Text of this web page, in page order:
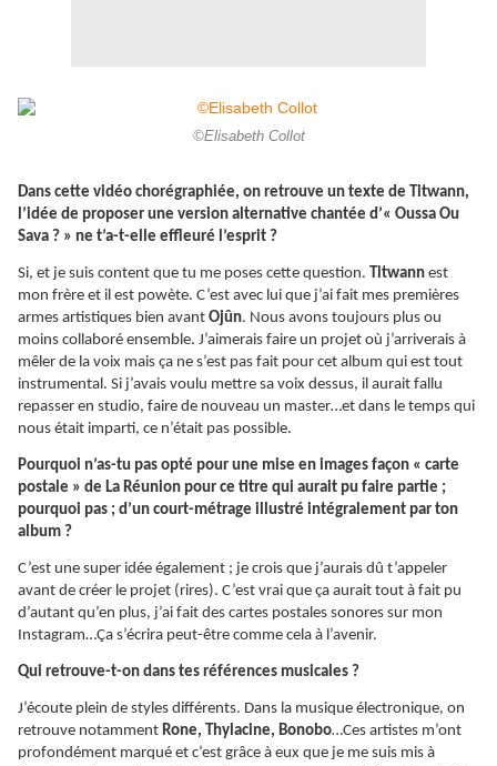
©Elisabeth Collot
Dans cette vidéo chorégraphiée, on retrouve un texte de Titwann,
l’idée de proposer une version alternative chantée d’« Oussa Ou
Sava ? » ne t’a-t-elle effleuré l’esprit ?
Si, et je suis content que tu me poses cette question. Titwann est
mon frère et il est powète. C’est avec lui que j’ai fait mes premières
armes artistiques bien avant Ojûn. Nous avons toujours plus ou
moins collaboré ensemble. J’aimerais faire un projet où j’arriverais à
mêler de la voix mais ça ne s’est pas fait pour cet album qui est tout
instrumental. Si j’avais voulu mettre sa voix dessus, il aurait fallu
repasser en studio, faire de nouveau un master…et dans le temps qui
nous était imparti, ce n’était pas possible.
Pourquoi n’as-tu pas opté pour une mise en images façon « carte
postale » de La Réunion pour ce titre qui aurait pu faire partie ;
pourquoi pas ; d’un court-métrage illustré intégralement par ton
album ?
C’est une super idée également ; je crois que j’aurais dû t’appeler
avant de créer le projet (rires). C’est vrai que ça aurait tout à fait pu
d’autant qu’en plus, j’ai fait des cartes postales sonores sur mon
Instagram…Ça s’écrira peut-être comme cela à l’avenir.
Qui retrouve-t-on dans tes références musicales ?
J’écoute plein de styles différents. Dans la musique électronique, on
retrouve notamment Rone, Thylacine, Bonobo…Ces artistes m’ont
profondément marqué et c’est grâce à eux que je me suis mis à